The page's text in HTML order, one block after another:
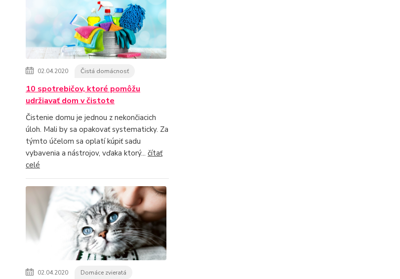
02.04.2020 Čistá domácnosť
10 spotrebičov, ktoré pomôžu
udržiavať dom v čistote
Čistenie domu je jednou z nekončiacich
úloh. Mali by sa opakovať systematicky. Za
týmto účelom sa oplatí kúpiť sadu
vybavenia a nástrojov, vďaka ktorý... čítať
celé
02.04.2020 Domáce zvieratá